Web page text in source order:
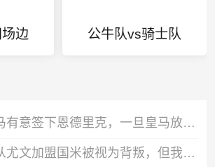
边 公牛队vs骑士队
佩杜拉：罗马有意签下恩德里克，一旦皇马放行将直接加入争夺战
夸德拉多：从尤文加盟国米被视为背叛，但我失业必须寻找其他选择